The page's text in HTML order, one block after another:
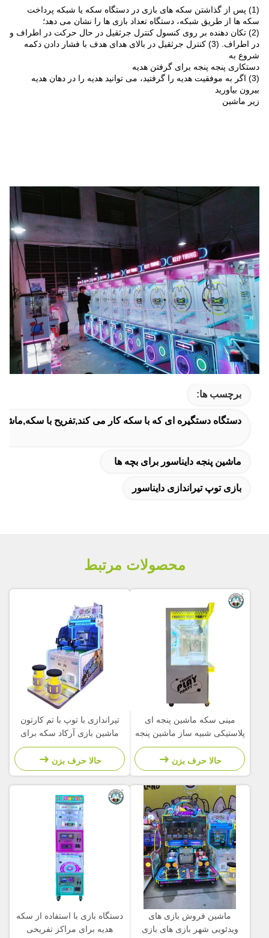
(1) پس از گذاشتن سکه های بازی در دستگاه سکه یا شبکه پرداخت
سکه ها از طریق شبکه، دستگاه تعداد بازی ها را نشان می دهد؛
(2) تکان دهنده بر روی کنسول کنترل جرثقیل در حال حرکت در اطراف و
در اطراف. (3) کنترل جرثقیل در بالای هدای هدف با فشار دادن دکمه
شروع به
دستکاری پنجه پنجه برای گرفتن هدیه
(3) اگر به موفقیت هدیه را گرفتید، می توانید هدیه را در دهان هدیه
بیرون بیاورید
زیر ماشین
برچسب ها:
دستگاه دستگیره ای که با سکه کار می کند,تفریح با
ماشین پنجه دایناسور برای بچه ها
بازی توپ تیراندازی دایناسور
محصولات مرتبط
مینی سکه ماشین پنجه ای
پلاستیکی شبیه ساز ماشین پنجه
ای بازی کودکان
حالا حرف بزن
تیراندازی با توپ با تم کارتون
ماشین بازی آرکاد سکه برای
پارک تفریحی کودکان
حالا حرف بزن
ماشین فروش بازی های
ویدئویی شهر بازی های بازی
دستگاه بازی با استفاده از سکه
هدیه برای مراکز تفریحی